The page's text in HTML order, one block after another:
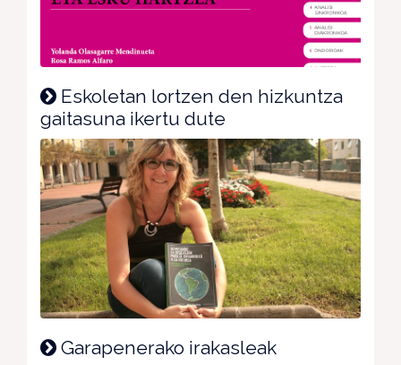
Eskoletan lortzen den hizkuntza
gaitasuna ikertu dute
Garapenerako irakasleak